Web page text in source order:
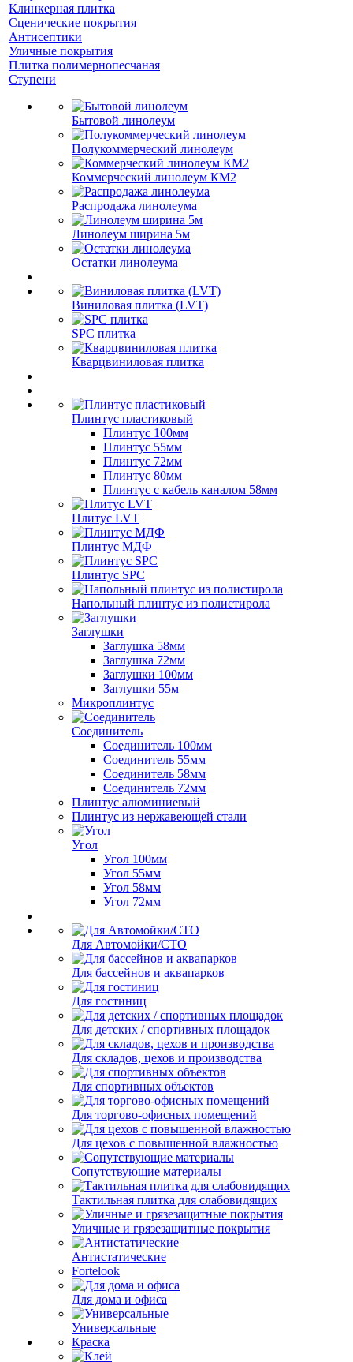
Клинкерная плитка
Сценические покрытия
Антисептики
Уличные покрытия
Плитка полимернопесчаная
Ступени
Бытовой линолеум
Полукоммерческий линолеум
Коммерческий линолеум КМ2
Распродажа линолеума
Линолеум ширина 5м
Остатки линолеума
Виниловая плитка (LVT)
SPC плитка
Кварцвиниловая плитка
Плинтус пластиковый
Плинтус 100мм
Плинтус 55мм
Плинтус 72мм
Плинтус 80мм
Плинтус с кабель каналом 58мм
Плитус LVT
Плинтус МДФ
Плинтус SPC
Напольный плинтус из полистирола
Заглушки
Заглушка 58мм
Заглушка 72мм
Заглушки 100мм
Заглушки 55м
Микроплинтус
Соединитель
Соединитель 100мм
Соединитель 55мм
Соединитель 58мм
Соединитель 72мм
Плинтус алюминиевый
Плинтус из нержавеющей стали
Угол
Угол 100мм
Угол 55мм
Угол 58мм
Угол 72мм
Для Автомойки/СТО
Для бассейнов и аквапарков
Для гостиниц
Для детских / спортивных площадок
Для складов, цехов и производства
Для спортивных объектов
Для торгово-офисных помещений
Для цехов с повышенной влажностью
Сопутствующие материалы
Тактильная плитка для слабовидящих
Уличные и грязезащитные покрытия
Антистатические
Fortelook
Для дома и офиса
Универсальные
Краска